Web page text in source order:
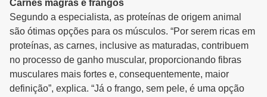
Carnes magras e frangos
Segundo a especialista, as proteínas de origem animal
são ótimas opções para os músculos. “Por serem ricas em
proteínas, as carnes, inclusive as maturadas, contribuem
no processo de ganho muscular, proporcionando fibras
musculares mais fortes e, consequentemente, maior
definição”, explica. “Já o frango, sem pele, é uma opção